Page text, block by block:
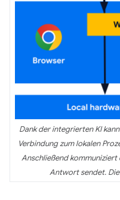
Dank der integrierten KI
Verbindung zum lokalen
Anschließend kommuniziert
Antwort sendet.